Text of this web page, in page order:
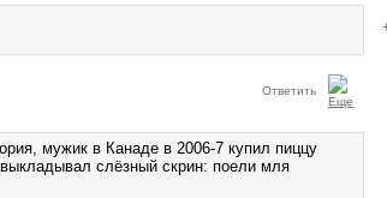
Ответить
мужик в Канаде в 2006-7 купил пиццу
слёзный скрин: поели мля